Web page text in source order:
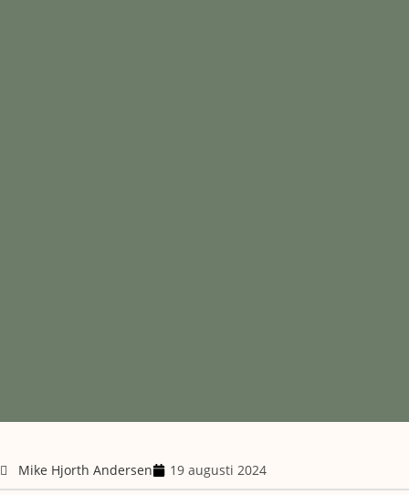
Mike Hjorth Andersen 19 augusti 2024